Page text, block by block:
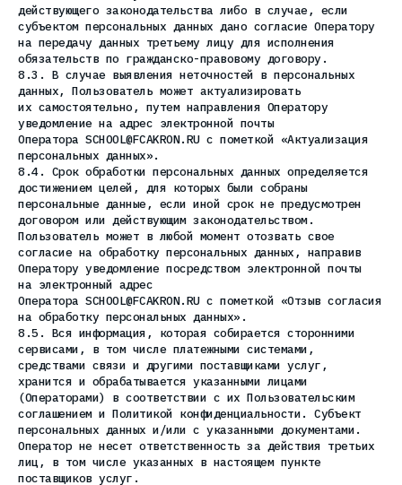
действующего законодательства либо в случае, если
субъектом персональных данных дано согласие Оператору
на передачу данных третьему лицу для исполнения
обязательств по гражданско-правовому договору.
8.3. В случае выявления неточностей в персональных
данных, Пользователь может актуализировать
их самостоятельно, путем направления Оператору
уведомление на адрес электронной почты
Оператора SCHOOL@FCAKRON.RU с пометкой «Актуализация
персональных данных».
8.4. Срок обработки персональных данных определяется
достижением целей, для которых были собраны
персональные данные, если иной срок не предусмотрен
договором или действующим законодательством.
Пользователь может в любой момент отозвать свое
согласие на обработку персональных данных, направив
Оператору уведомление посредством электронной почты
на электронный адрес
Оператора SCHOOL@FCAKRON.RU с пометкой «Отзыв согласия
на обработку персональных данных».
8.5. Вся информация, которая собирается сторонними
сервисами, в том числе платежными системами,
средствами связи и другими поставщиками услуг,
хранится и обрабатывается указанными лицами
(Операторами) в соответствии с их Пользовательским
соглашением и Политикой конфиденциальности. Субъект
персональных данных и/или с указанными документами.
Оператор не несет ответственность за действия третьих
лиц, в том числе указанных в настоящем пункте
поставщиков услуг.